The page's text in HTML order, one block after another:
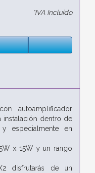
*IVA Incluido
autoamplificador
instalación dentro de
especialmente en
x 15W y un rango
disfrutarás de un